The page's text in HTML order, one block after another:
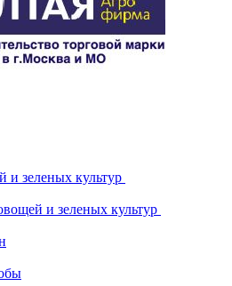
и зеленых культур
и зеленых культур